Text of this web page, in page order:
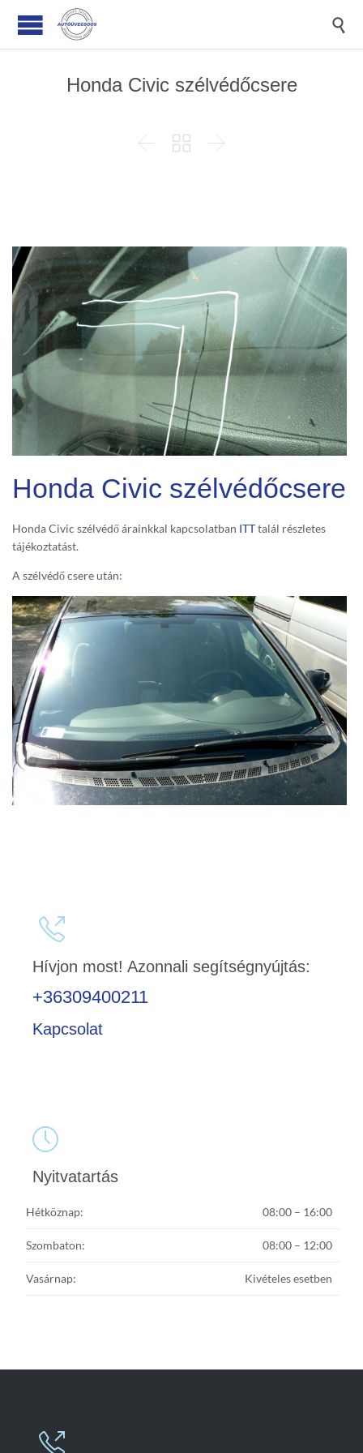

Honda Civic szélvédőcsere
  
Honda Civic szélvédőcsere
Honda Civic szélvédő árainkkal kapcsolatban ITTtalál részletes
tájékoztatást.
A szélvédő csere után:

Hívjon most! Azonnali segítségnyújtás:
+36309400211
Kapcsolat

Nyitvatartás
Hétköznap: 08:00 – 16:00
Szombaton: 08:00 – 12:00
Vasárnap: Kivételes esetben
